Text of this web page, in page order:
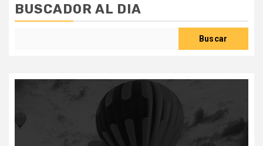
BUSCADOR AL DIA
Buscar